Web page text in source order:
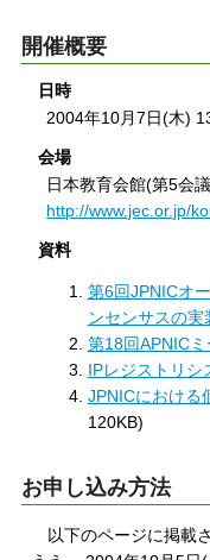
開催概要
日時
2004年10月7日(木)
会場
日本教育会館(第5会
http://www.jec.or.jp/
資料
第6回JPNICオ
ンセンサスの実
第18回APNIC
IPレジストリシ
JPNICにおける
120KB)
お申し込み方法
以下のページに掲載